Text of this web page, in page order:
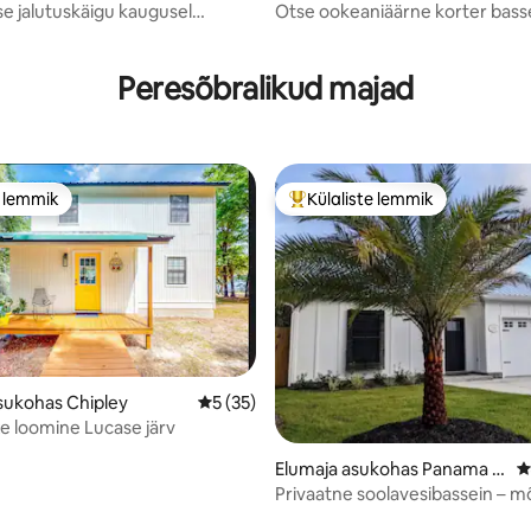
111 hinnangut
jalutuskäigu kaugusel
Beach
Otse ookeaniäärne korter
Peresõbralikud majad
106 hinnangut
Chipley Keskmine hinnang 5/5, 35 hinnangut
5 (35)
loomine Lucase järv
Külaliste suur lemmik
Külaliste lemmik
Elumaja asukohas Panama C
ity Beach
Privaatne soolavesibassein –